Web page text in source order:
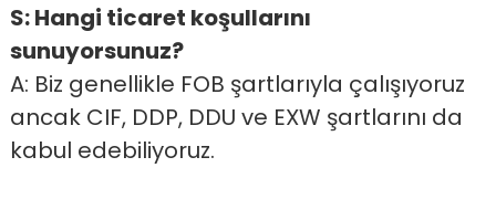
S: Hangi ticaret koşullarını
sunuyorsunuz?
A: Biz genellikle FOB şartlarıyla çalışıyoruz
ancak CIF, DDP, DDU ve EXW şartlarını da
kabul edebiliyoruz.